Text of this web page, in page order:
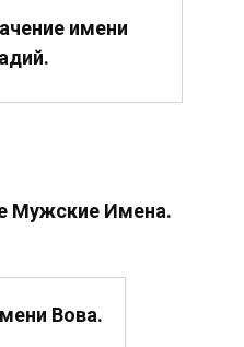
имени
Мужские Имена.
Вова.